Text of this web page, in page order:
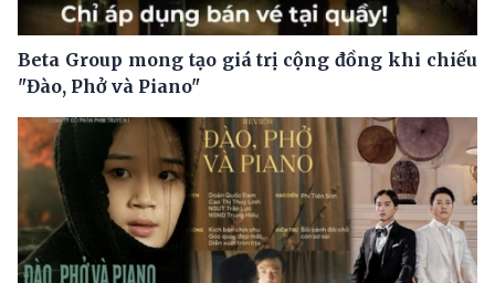
Beta Group mong tạo giá trị cộng đồng khi chiếu
"Đào, Phở và Piano"